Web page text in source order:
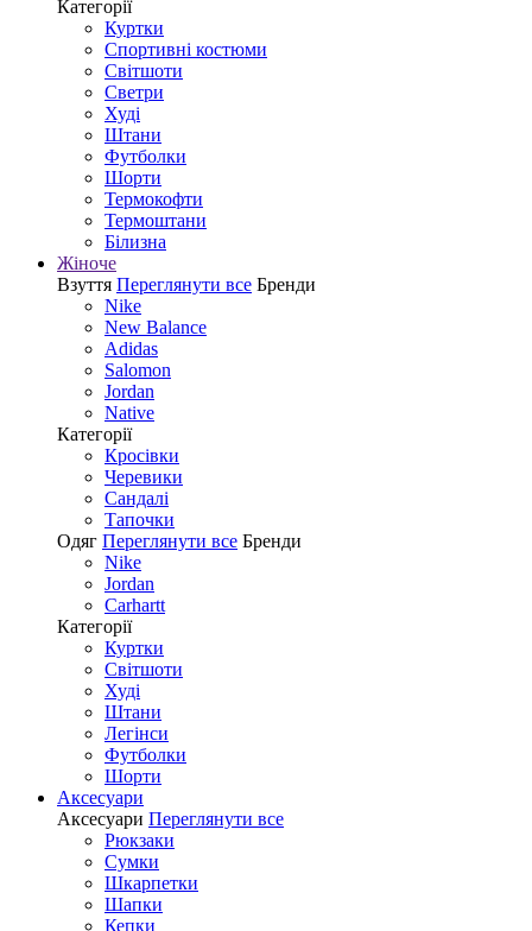
Категорії
Куртки
Спортивні костюми
Світшоти
Светри
Худі
Штани
Футболки
Шорти
Термокофти
Термоштани
Білизна
Жіноче
Взуття Переглянути все Бренди
Nike
New Balance
Adidas
Salomon
Jordan
Native
Категорії
Кросівки
Черевики
Сандалі
Tапочки
Одяг Переглянути все Бренди
Nike
Jordan
Carhartt
Категорії
Куртки
Світшоти
Худі
Штани
Легінси
Футболки
Шорти
Аксесуари
Аксесуари Переглянути все
Рюкзаки
Сумки
Шкарпетки
Шапки
Кепки